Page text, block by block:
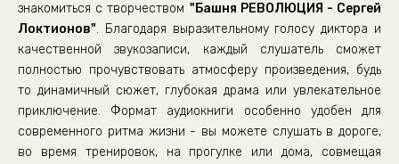
знакомиться с творчеством "Башня РЕВОЛЮЦИЯ - Сергей
Локтионов". Благодаря выразительному голосу диктора и
качественной звукозаписи, каждый слушатель сможет
полностью прочувствовать атмосферу произведения, будь
то динамичный сюжет, глубокая драма или увлекательное
приключение. Формат аудиокниги особенно удобен для
современного ритма жизни - вы можете слушать в дороге,
во время тренировок, на прогулке или дома, совмещая